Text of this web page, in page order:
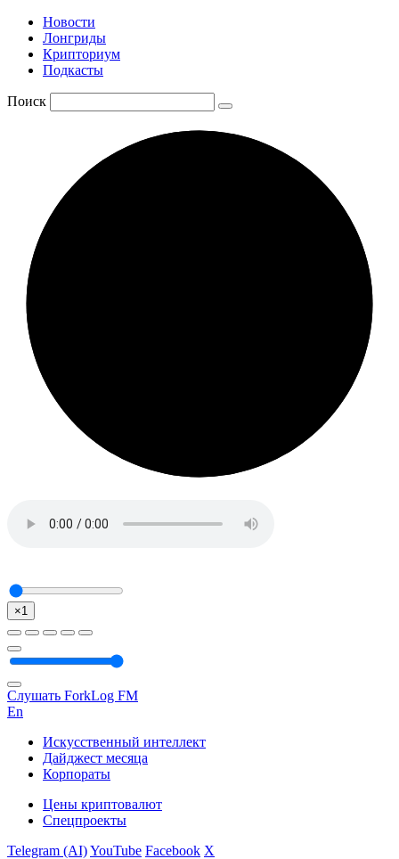
Новости
Лонгриды
Крипториум
Подкасты
Поиск
×1
Слушать ForkLog FM
En
Искусственный интеллект
Дайджест месяца
Корпораты
Цены криптовалют
Спецпроекты
Telegram (AI)YouTube Facebook X